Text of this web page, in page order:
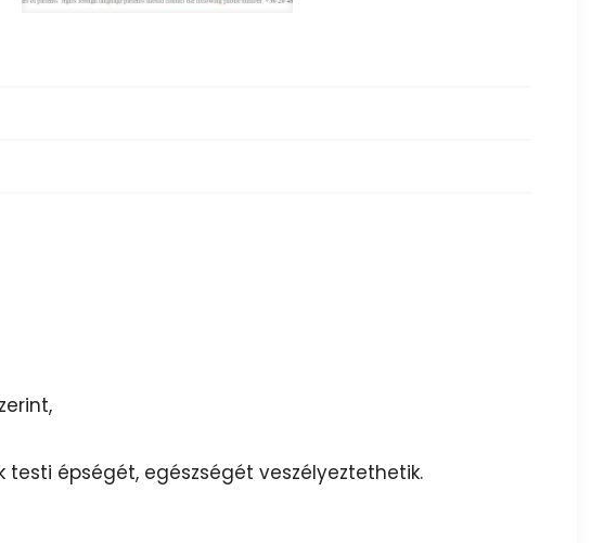
épségét, egészségét veszélyeztethetik.